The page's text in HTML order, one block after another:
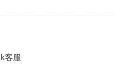
客服